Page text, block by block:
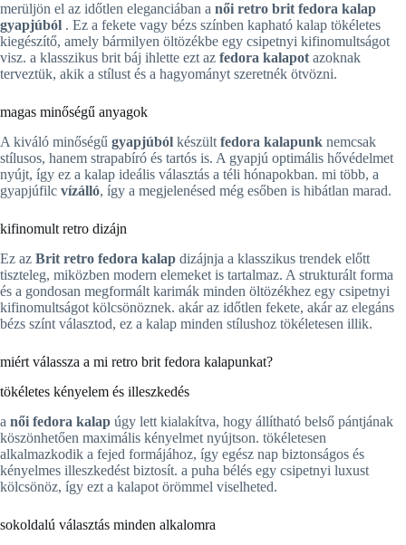
merüljön el az időtlen eleganciában a női retro brit fedora kalap
gyapjúból . Ez a fekete vagy bézs színben kapható kalap tökéletes
kiegészítő, amely bármilyen öltözékbe egy csipetnyi kifinomultságot
visz. a klasszikus brit báj ihlette ezt az fedora kalapot azoknak
terveztük, akik a stílust és a hagyományt szeretnék ötvözni.
magas minőségű anyagok
A kiváló minőségű gyapjúból készült fedora kalapunk nemcsak
stílusos, hanem strapabíró és tartós is. A gyapjú optimális hővédelmet
nyújt, így ez a kalap ideális választás a téli hónapokban. mi több, a
gyapjúfilc vízálló, így a megjelenésed még esőben is hibátlan marad.
kifinomult retro dizájn
Ez az Brit retro fedora kalap dizájnja a klasszikus trendek előtt
tiszteleg, miközben modern elemeket is tartalmaz. A strukturált forma
és a gondosan megformált karimák minden öltözékhez egy csipetnyi
kifinomultságot kölcsönöznek. akár az időtlen fekete, akár az elegáns
bézs színt választod, ez a kalap minden stílushoz tökéletesen illik.
miért válassza a mi retro brit fedora kalapunkat?
tökéletes kényelem és illeszkedés
a női fedora kalap úgy lett kialakítva, hogy állítható belső pántjának
köszönhetően maximális kényelmet nyújtson. tökéletesen
alkalmazkodik a fejed formájához, így egész nap biztonságos és
kényelmes illeszkedést biztosít. a puha bélés egy csipetnyi luxust
kölcsönöz, így ezt a kalapot örömmel viselheted.
sokoldalú választás minden alkalomra